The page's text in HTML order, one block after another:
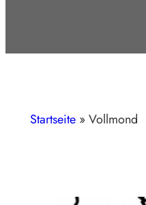
Startseite »Vollmond